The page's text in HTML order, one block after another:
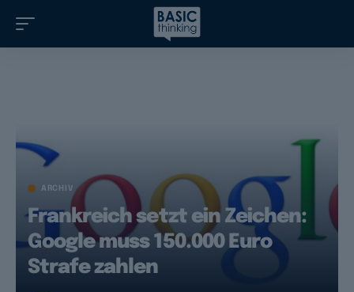
ARCHIV
Frankreich setzt ein Zeichen:
Google muss 150.000 Euro
Strafe zahlen